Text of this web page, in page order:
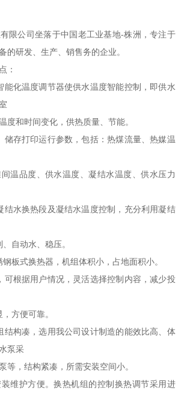
限公司坐落于中国老工业基地-株洲，专注于
的研发、生产、销售务的企业。
：
能化温度调节器使供水温度智能控制，即供水
度和时间变化，供热质量、节能。
储存打印运行参数，包括：热煤流量、热媒温
温品度、供水温度、凝结水温度、供水压力
结水换热段及凝结水温度控制，充分利用凝结
自动水、稳压。
板式换热器，机组体积小，占地面积小。
可根据用户情况，灵活选择控制内容，减少投
方便可靠。
结构凑，选用我公司设计制造的能效比高、体
泵采
等，结构紧凑，所需安装空间小。
维护方便。换热机组的控制换热调节采用进